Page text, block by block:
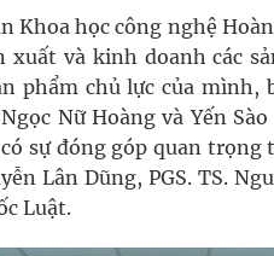
Khoa học công nghệ
xuất và kinh doanh các
phẩm chủ lực của mình,
Nữ Hoàng và Yến
sự đóng góp quan trọng
Lân Dũng, PGS. TS.
Luật.